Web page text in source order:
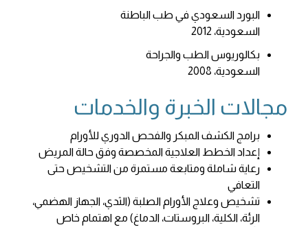
البورد السعودي في طب الباطنة
السعودية، 2012
بكالوريوس الطب والجراحة
السعودية، 2008
مجالات الخبرة والخدمات
برامج الكشف المبكر والفحص الدوري للأورام
إعداد الخطط العلاجية المخصصة وفق حالة المريض
رعاية شاملة ومتابعة مستمرة من التشخيص حتى
التعافي
تشخيص وعلاج الأورام الصلبة (الثدي، الجهاز الهضمي،
الرئة، الكلية، البروستات، الدماغ) مع اهتمام خاص